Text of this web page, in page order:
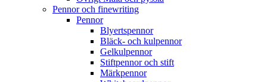
Pennor och finewriting
Pennor
Blyertspennor
Bläck- och kulpennor
Gelkulpennor
Stiftpennor och stift
Märkpennor